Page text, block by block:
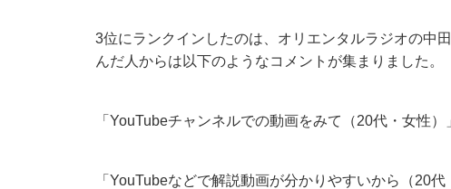
3位にランクインしたのは、オリエンタルラジオの中
んだ人からは以下のようなコメントが集まりました。
「YouTubeチャンネルでの動画をみて（20代・女性）」
「YouTubeなどで解説動画が分かりやすいから（20代